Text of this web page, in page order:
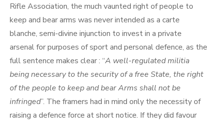
Rifle Association, the much vaunted right of people to
keep and bear arms was never intended as a carte
blanche, semi-divine injunction to invest in a private
arsenal for purposes of sport and personal defence, as the
full sentence makes clear : “A well-regulated militia
being necessary to the security of a free State, the right
of the people to keep and bear Arms shall not be
infringed”. The framers had in mind only the necessity of
raising a defence force at short notice. If they did favour